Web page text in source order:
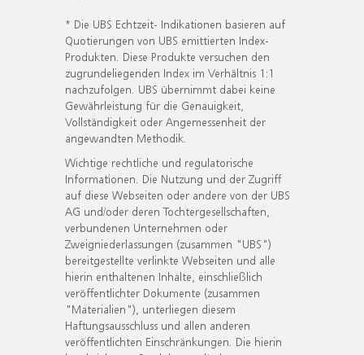
* Die UBS Echtzeit- Indikationen basieren auf
Quotierungen von UBS emittierten Index-
Produkten. Diese Produkte versuchen den
zugrundeliegenden Index im Verhältnis 1:1
nachzufolgen. UBS übernimmt dabei keine
Gewährleistung für die Genauigkeit,
Vollständigkeit oder Angemessenheit der
angewandten Methodik.
Wichtige rechtliche und regulatorische
Informationen. Die Nutzung und der Zugriff
auf diese Webseiten oder andere von der UBS
AG und/oder deren Tochtergesellschaften,
verbundenen Unternehmen oder
Zweigniederlassungen (zusammen "UBS")
bereitgestellte verlinkte Webseiten und alle
hierin enthaltenen Inhalte, einschließlich
veröffentlichter Dokumente (zusammen
"Materialien"), unterliegen diesem
Haftungsausschluss und allen anderen
veröffentlichten Einschränkungen. Die hierin